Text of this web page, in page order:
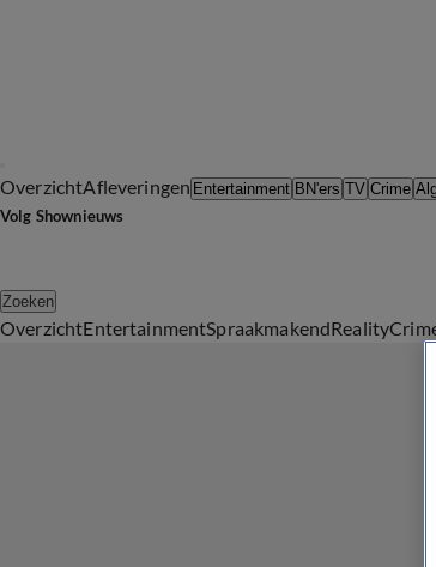
OverzichtAfleveringen Entertainment BN'ers TV Crime
Volg Shownieuws
Zoeken
OverzichtEntertainmentSpraakmakendReality